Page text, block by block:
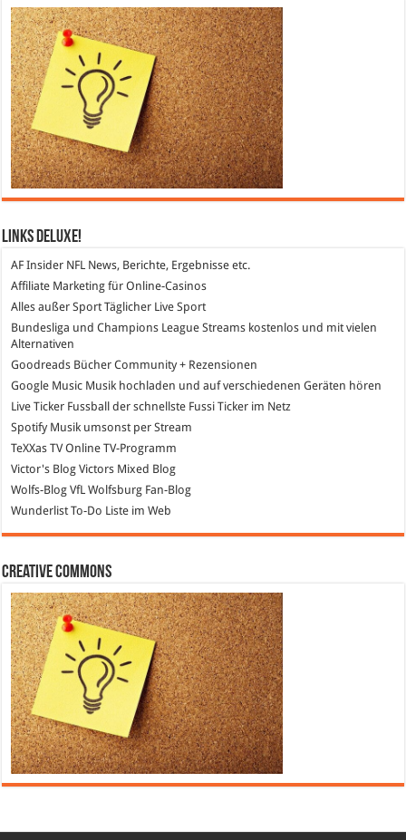
Links DeLuXe!
AF Insider NFL News, Berichte, Ergebnisse etc.
Affiliate Marketing für Online-Casinos
Alles außer Sport Täglicher Live Sport
Bundesliga und Champions League Streams kostenlos und mit vielen
Alternativen
Goodreads Bücher Community + Rezensionen
Google Music Musik hochladen und auf verschiedenen Geräten hören
Live Ticker Fussball
der schnellste Fussi Ticker im Netz
SpotifyMusik umsonst per Stream
TeXXas TVOnline TV-Programm
Victor's Blog Victors Mixed Blog
Wolfs-Blog VfL Wolfsburg Fan-Blog
Wunderlist To-Do Liste im Web
Creative Commons